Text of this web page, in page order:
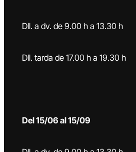
Dll. a dv. de 9.00 h a 13.30 h
Dll. tarda de 17.00 h a 19.30 h
Del 15/06 al 15/09